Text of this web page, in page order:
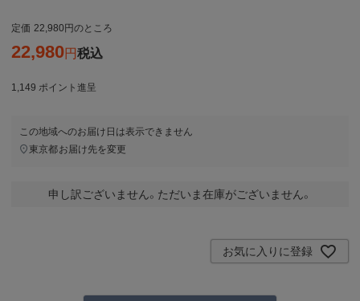
定価 22,980 のところ
22,980 税込
1,149 ポイント進呈
この地域へのお届け日は表示できません
東京都お届け先を変更
申し訳ございません。ただいま在庫がございません。
お気に入りに登録